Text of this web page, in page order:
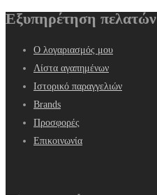
Εξυπηρέτηση πελατών
Ο λογαριασμός μου
Λίστα αγαπημένων
Ιστορικό παραγγελιών
Brands
Προσφορές
Επικοινωνία